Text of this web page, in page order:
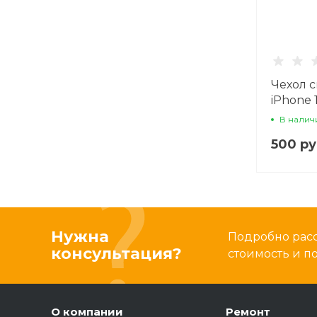
Чехол
iPhone
В
500
Нужна
консультация?
Подробно
стоимость и
О компании Ремонт